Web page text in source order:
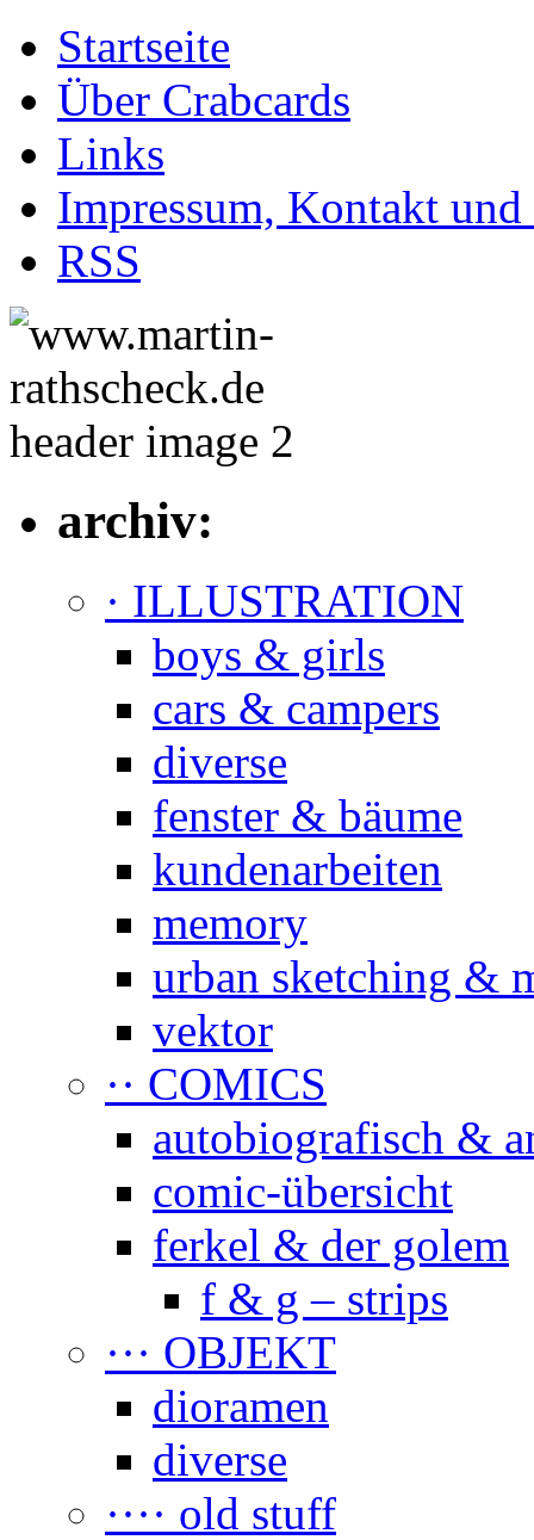
Startseite
Über Crabcards
Links
Impressum, Kontakt und
RSS
archiv:
· ILLUSTRATION
boys & girls
cars & campers
diverse
fenster & bäume
kundenarbeiten
memory
urban sketching &
vektor
·· COMICS
autobiografisch &
comic-übersicht
ferkel & der golem
f & g – strips
··· OBJEKT
dioramen
diverse
···· old stuff